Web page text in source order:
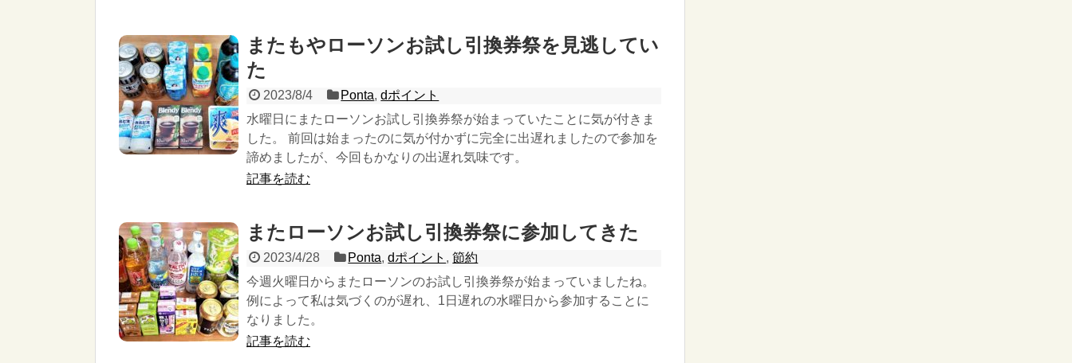
またもやローソンお試し引換券祭を見逃してい
た
2023/8/4 Ponta,dポイント
水曜日にまたローソンお試し引換券祭が始まっていたことに気が付きま
した。 前回は始まったのに気が付かずに完全に出遅れましたので参加を
諦めましたが、今回もかなりの出遅れ気味です。
記事を読む
またローソンお試し引換券祭に参加してきた
2023/4/28 Ponta,dポイント ,節約
今週火曜日からまたローソンのお試し引換券祭が始まっていましたね。
例によって私は気づくのが遅れ、1日遅れの水曜日から参加することに
なりました。
記事を読む